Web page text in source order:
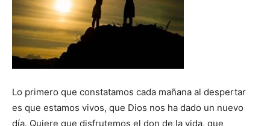
Lo primero que constatamos cada mañana al despertar
es que estamos vivos, que Dios nos ha dado un nuevo
día. Quiere que disfrutemos el don de la vida, que